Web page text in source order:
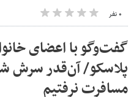
۰ نفر
گفت‌وگو با اعضای
پلاسکو/ آن‌قدر سرش
مسافرت نرفتیم